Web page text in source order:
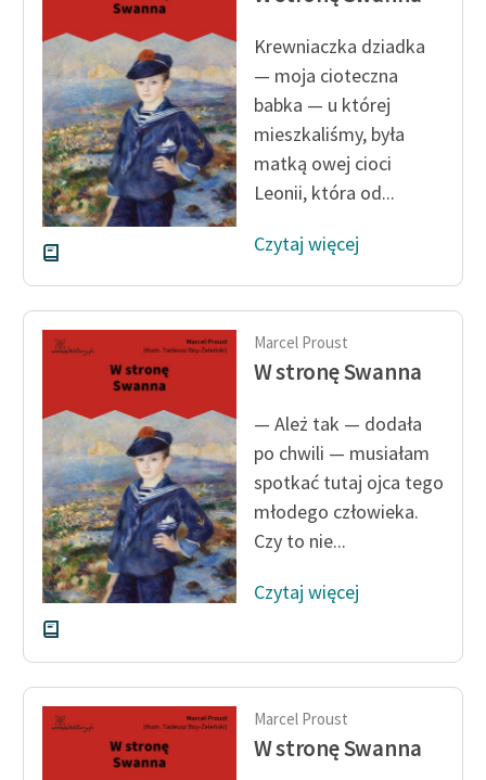
Krewniaczka dziadka
— moja cioteczna
babka — u której
mieszkaliśmy, była
matką owej cioci
Leonii, która od...
Czytaj więcej
Marcel Proust
W stronę Swanna
— Ależ tak — dodała
po chwili — musiałam
spotkać tutaj ojca tego
młodego człowieka.
Czy to nie...
Czytaj więcej
Marcel Proust
W stronę Swanna